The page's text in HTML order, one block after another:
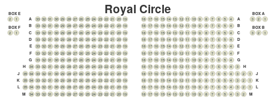
Royal Circle
4
5
6
7
8
9
10
11
12
13
14
15
16
17
18
19
20
21
22
23
24
25
26
27
28
29
30
31
32
33
A A
4
5
6
7
8
9
10
11
12
13
14
15
16
17
18
19
20
21
22
23
24
25
26
27
28
29
30
31
32
33
B B
4
5
6
7
8
9
10
11
12
13
14
15
16
17
18
19
20
21
22
23
24
25
26
27
28
29
30
31
32
33
C C
4
5
6
7
8
9
10
11
12
13
14
15
16
17
18
19
20
21
22
23
24
25
26
27
28
29
30
31
32
33
D D
4
5
6
7
8
9
10
11
12
13
14
15
16
17
18
19
20
21
22
23
24
25
26
27
28
29
30
31
32
33
E E
4
5
6
7
8
9
10
11
12
13
14
15
16
17
18
19
20
21
22
23
24
25
26
27
28
29
30
31
32
33
F F
4
5
6
7
8
9
10
11
12
13
14
15
16
17
18
19
20
21
22
23
24
25
26
27
28
29
30
31
32
33
G G
3
4
5
6
7
8
9
10
11
12
13
14
15
16
17
18
19
20
21
22
23
24
25
26
27
28
29
30
31
32
33
34
H H
1
2
3
4
5
6
7
8
9
10
11
12
13
14
15
16
17
18
19
20
21
22
23
24
25
26
27
28
29
30
31
32
33
34
35
J J
1
2
3
4
5
6
7
8
9
10
11
12
13
14
15
16
17
18
19
20
21
22
23
24
25
26
27
28
29
30
31
32
33
34
35
K K
1
2
3
4
5
6
7
8
9
10
11
12
13
14
15
16
17
18
19
20
21
22
23
24
25
26
27
28
29
30
31
32
33
34
35
L L
2
3
4
5
6
7
8
9
10
11
12
13
14
15
16
17
18
19
20
21
22
23
24
25
26
27
28
29
30
31
32
33
34
M M
1
2
3
BOX A
1
2
3
BOX B
1
2
BOX E
1
2
BOX F